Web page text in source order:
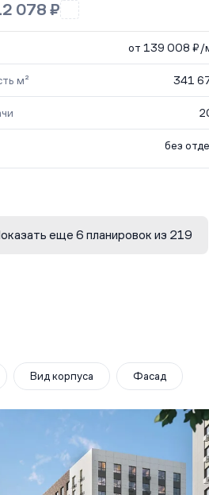
078 ₽
от 139 008 ₽/
м² 341
без
еще 6 планировок из 219
Вид корпуса Фасад